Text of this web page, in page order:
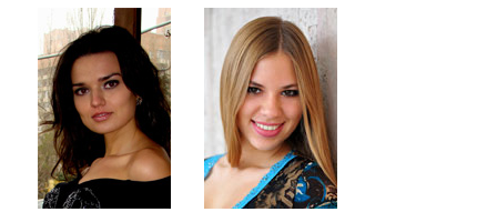
Объявления
Каталог